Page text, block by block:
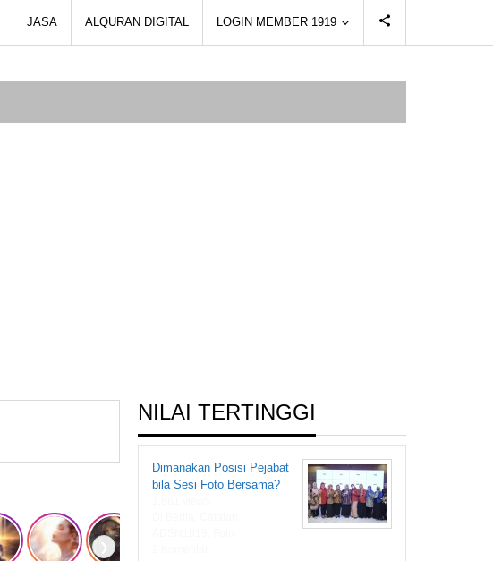
JASA ALQURAN DIGITAL LOGIN MEMBER 1919
NILAI TERTINGGI
Dimanakan Posisi Pejabat
bila Sesi Foto Bersama?